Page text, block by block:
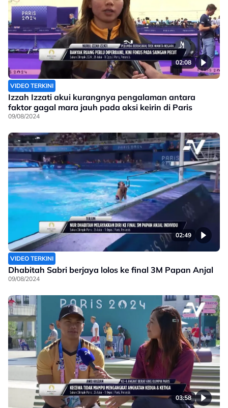
02:08
VIDEO TERKINI
Izzah Izzati akui kurangnya pengalaman antara
faktor gagal mara jauh pada aksi keirin di Paris
09/08/2024
02:49
VIDEO TERKINI
Dhabitah Sabri berjaya lolos ke final 3M Papan Anjal
09/08/2024
03:58